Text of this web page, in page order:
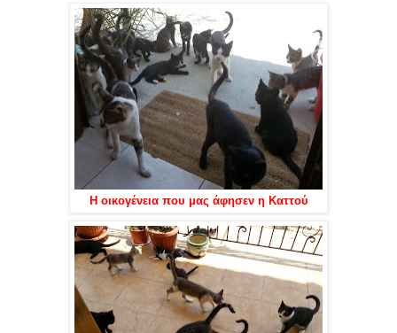
Η οικογένεια που μας άφησεν η Καττού